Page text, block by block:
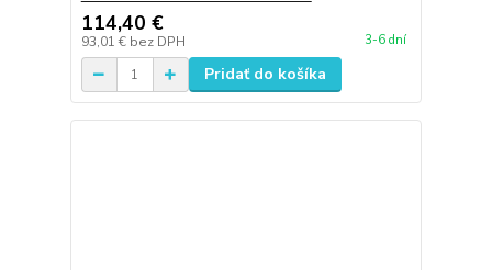
114,40 €
93,01 € bez DPH 3-6 dní
Pridať do košíka